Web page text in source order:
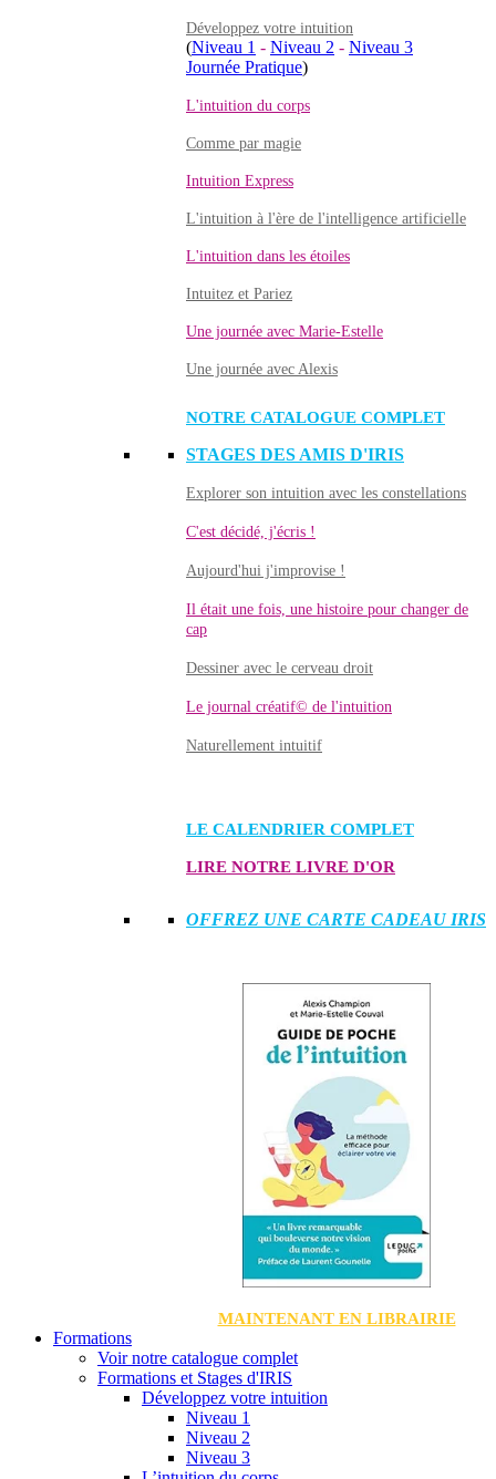
Développez votre intuition
(Niveau 1 - Niveau 2 - Niveau 3
Journée Pratique)
L'intuition du corps
Comme par magie
Intuition Express
L'intuition à l'ère de l'intelligence artificielle
L'intuition dans les étoiles
Intuitez et Pariez
Une journée avec Marie-Estelle
Une journée avec Alexis
NOTRE CATALOGUE COMPLET
STAGES DES AMIS D'IRIS
Explorer son intuition avec les constellations
C'est décidé, j'écris !
Aujourd'hui j'improvise !
Il était une fois, une histoire pour changer de
cap
Dessiner avec le cerveau droit
Le journal créatif© de l'intuition
Naturellement intuitif
LE CALENDRIER COMPLET
LIRE NOTRE LIVRE D'OR
OFFREZ UNE CARTE CADEAU IRIS
MAINTENANT EN LIBRAIRIE
Formations
Voir notre catalogue complet
Formations et Stages d'IRIS
Développez votre intuition
Niveau 1
Niveau 2
Niveau 3